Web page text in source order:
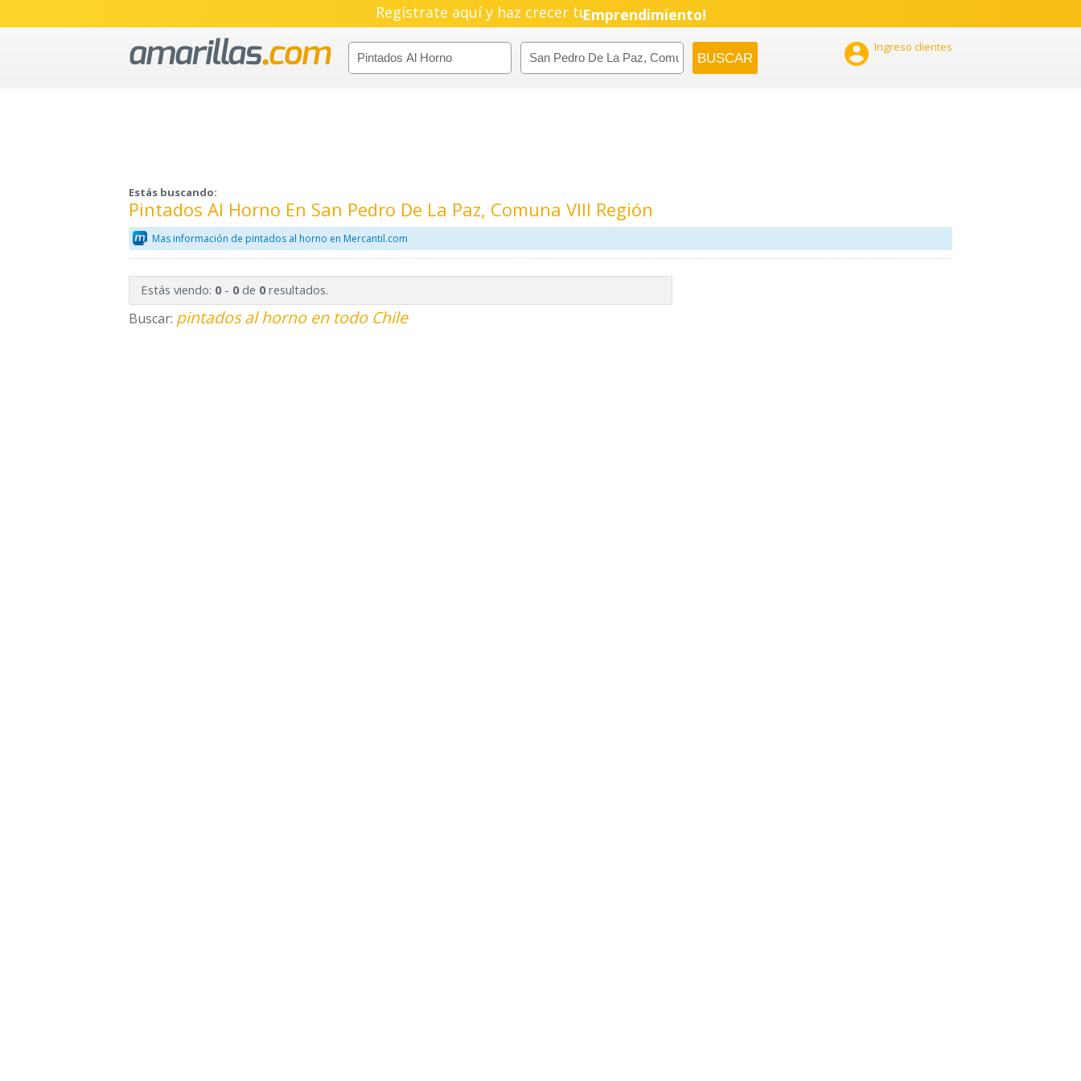
Regístrate aquí y haz crecer tu
Emprendimiento!
 Ingreso clientes
Estás buscando:
Pintados Al Horno En San Pedro De La Paz, Comuna VIII Región
Mas información de pintados al horno en Mercantil.com
Estás viendo: 0- 0de 0resultados.
Buscar: pintados al horno en todo Chile